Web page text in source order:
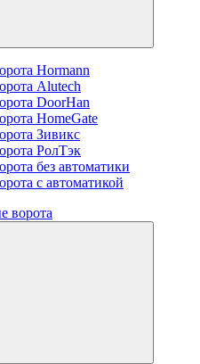
Hormann
Alutech
DoorHan
HomeGate
Зивикс
РолТэк
без автоматики
с автоматикой
ворота